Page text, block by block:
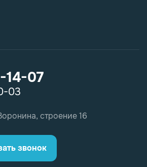
14-07
03
строение 16
Заказать звонок